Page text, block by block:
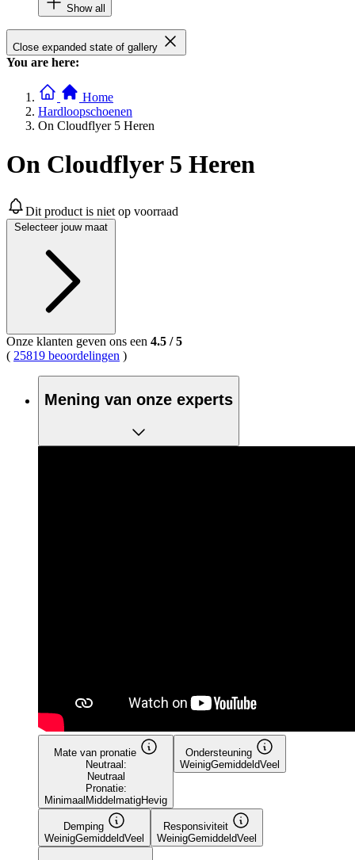
Show all
Close expanded state of gallery
You are here:
Home
Hardloopschoenen
On Cloudflyer 5 Heren
On Cloudflyer 5 Heren
Dit product is niet op voorraad
Selecteer jouw maat
Onze klanten geven ons een 4.5 /5
( 25819 beoordelingen )
Mening van onze experts
Mate van pronatie
Neutraal:
Neutraal
Pronatie:
Minimaal MiddelmatigHevig
Ondersteuning
WeinigGemiddeldVeel
Demping
WeinigGemiddeldVeel
Responsiviteit
WeinigGemiddeldVeel